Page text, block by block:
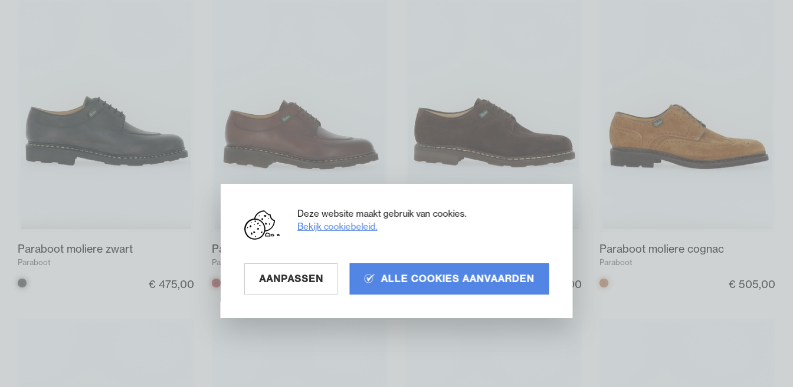
Paraboot moliere zwart
Paraboot
Zwart € 475,00
Paraboot moliere bruin donker
Paraboot
Bruin
€ 475,00
Paraboot
Bruin
donker
€ 475,00
Paraboot moliere cognac
Paraboot
Cognac € 505,00
Deze website maakt gebruik van cookies.
Bekijk cookiebeleid.
AANPASSEN ALLE COOKIES AANVAARDEN